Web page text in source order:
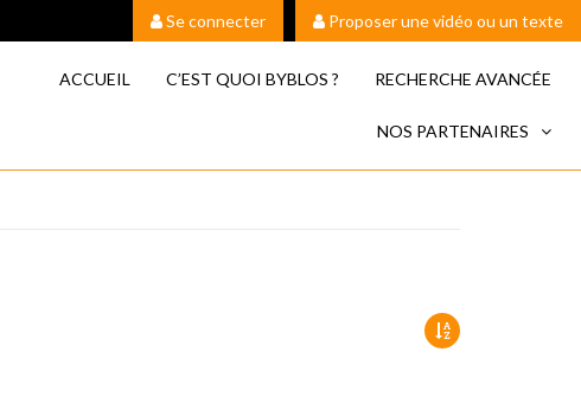
Se connecter Proposer une vidéo ou un texte
ACCUEIL C’EST QUOI BYBLOS ? RECHERCHE AVANCÉE
NOS PARTENAIRES